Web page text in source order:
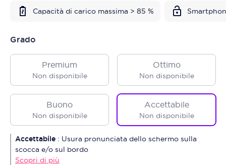
Capacità di carico massima > 85 %
Grado
Premium
Non disponibile
Ottimo
Non disponibile
Buono
Non disponibile
Accettabile
Non disponibile
Accettabile : Usura pronunciata dello schermo sulla
scocca e/o sul bordo
Scopri di più